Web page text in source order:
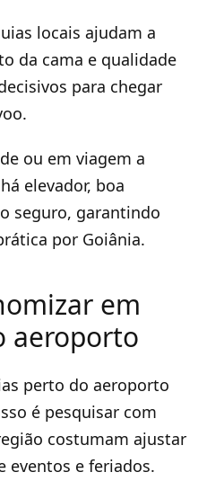
locais ajudam a
da cama e qualidade
para chegar
ou em viagem a
elevador, boa
seguro, garantindo
por Goiânia.
em
aeroporto
perto do aeroporto
é pesquisar com
costumam ajustar
eventos e feriados.